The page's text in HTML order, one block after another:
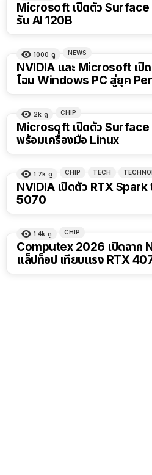
Microsoft เปิดตัว Surface
รัน AI 120B
1000 ดู NEWS
NVIDIA และ Microsoft เปิ
โฉม Windows PC สู่ยุค
2k ดู CHIP
Microsoft เปิดตัว Surface
พร้อมเครื่องมือ Linux
1.7k ดู CHIP TECH
NVIDIA เปิดตัว RTX
5070
1.4k ดู CHIP
Computex 2026 เปิดฉาก
แล็ปท็อป เทียบแรง RTX